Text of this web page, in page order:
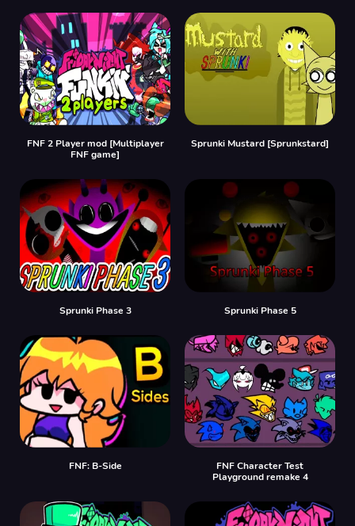
FNF 2 Player mod [Multiplayer
FNF game]
Sprunki Mustard [Sprunkstard]
Sprunki Phase 3 Sprunki Phase 5
FNF: B-Side
FNF Character Test
Playground remake 4